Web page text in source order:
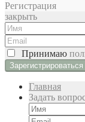
Регистрация
закрыть
Принимаю
Главная
Задать